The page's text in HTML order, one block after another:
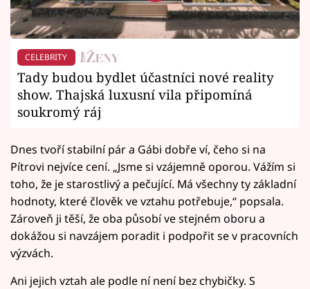
CELEBRITY
Tady budou bydlet účastníci nové reality
show. Thajská luxusní vila připomíná
soukromý ráj
Dnes tvoří stabilní pár a Gábi dobře ví, čeho si na
Pítrovi nejvíce cení. „Jsme si vzájemně oporou. Vážím si
toho, že je starostlivý a pečující. Má všechny ty základní
hodnoty, které člověk ve vztahu potřebuje,“ popsala.
Zároveň ji těší, že oba působí ve stejném oboru a
dokážou si navzájem poradit i podpořit se v pracovních
výzvách.
Ani jejich vztah ale podle ní není bez chybičky. S